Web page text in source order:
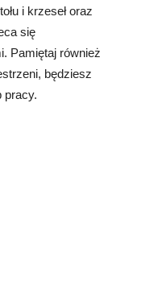
i krzeseł oraz
się
Pamiętaj również
będziesz
pracy.